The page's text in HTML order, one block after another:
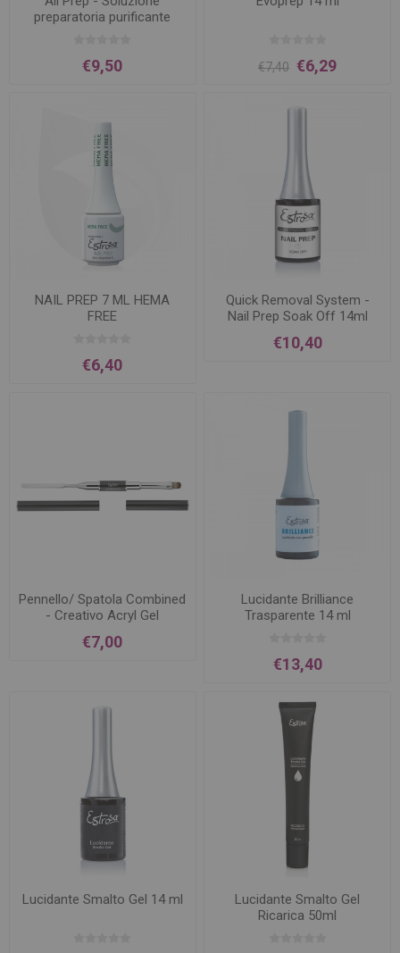
preparatoria purificante
€9,50 €7,40 €6,29
NAIL PREP 7 ML HEMA
FREE
€6,40
Quick Removal System -
Nail Prep Soak Off 14ml
€10,40
Pennello/ Spatola Combined
- Creativo Acryl Gel
€7,00
Lucidante Brilliance
Trasparente 14 ml
€13,40
Lucidante Smalto Gel 14 ml
Lucidante Smalto Gel
Ricarica 50ml